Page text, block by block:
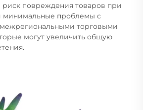
повреждения товаров при
минимальные проблемы с
торговыми
могут увеличить общую